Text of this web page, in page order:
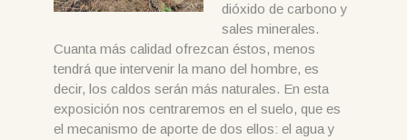
dióxido de carbono y
sales minerales.
Cuanta más calidad ofrezcan éstos, menos
tendrá que intervenir la mano del hombre, es
decir, los caldos serán más naturales. En esta
exposición nos centraremos en el suelo, que es
el mecanismo de aporte de dos ellos: el agua y